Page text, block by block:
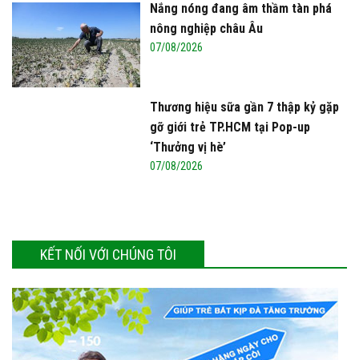
Nắng nóng đang âm thầm tàn phá
nông nghiệp châu Âu
07/08/2026
Thương hiệu sữa gần 7 thập kỷ gặp
gỡ giới trẻ TP.HCM tại Pop-up
‘Thưởng vị hè’
07/08/2026
KẾT NỐI VỚI CHÚNG TÔI